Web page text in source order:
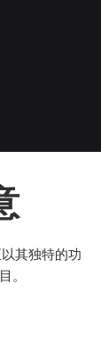
其独特的功
。